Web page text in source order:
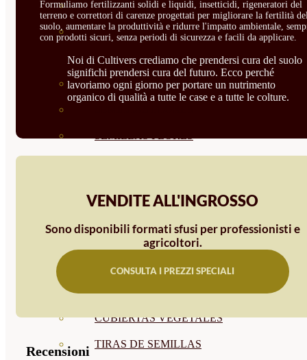
HORTALIZA FRUTO
SEMILLAS HORTALIZA DE
HOJA
SEMILLAS AROMÁTICAS
SEMILLAS RAÍZ
SEMILLAS LEGUMINOSAS
MICROGREEN
CUBIERTAS VEGETALES
TIRAS DE SEMILLAS
Formuliamo fertilizzanti solidi e liquidi, insetticidi, rigeneratori del
terreno e correttori di carenze progettati per migliorare la fertilità
suolo, aumentare la produttività e ridurre l'impatto ambientale,
con prodotti sicuri, senza periodi di sicurezza e facili da applicare.
Noi di Cultivers crediamo che prendersi cura del suolo
significhi prendersi cura del futuro. Ecco perché
lavoriamo ogni giorno per portare un nutrimento
organico di qualità a tutte le case e a tutte le colture.
VENDITE ALL'INGROSSO
Sono disponibili formati sfusi per professionisti e
agricoltori.
CONSULTA I PREZZI SPECIALI
Recensioni